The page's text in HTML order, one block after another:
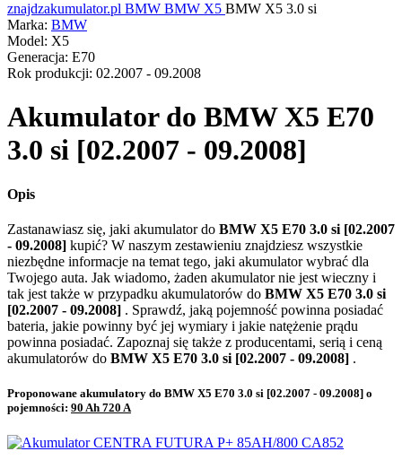
znajdzakumulator.pl BMW BMW X5 BMW X5 3.0 si
Marka: BMW
Model: X5
Generacja: E70
Rok produkcji: 02.2007 - 09.2008
Akumulator do BMW X5 E70
3.0 si [02.2007 - 09.2008]
Opis
Zastanawiasz się, jaki akumulator do BMW X5 E70 3.0 si [02.2007
- 09.2008] kupić? W naszym zestawieniu znajdziesz wszystkie
niezbędne informacje na temat tego, jaki akumulator wybrać dla
Twojego auta. Jak wiadomo, żaden akumulator nie jest wieczny i
tak jest także w przypadku akumulatorów do BMW X5 E70 3.0 si
[02.2007 - 09.2008] . Sprawdź, jaką pojemność powinna posiadać
bateria, jakie powinny być jej wymiary i jakie natężenie prądu
powinna posiadać. Zapoznaj się także z producentami, serią i ceną
akumulatorów do BMW X5 E70 3.0 si [02.2007 - 09.2008] .
Proponowane akumulatory do BMW X5 E70 3.0 si [02.2007 - 09.2008] o
pojemności: 90 Ah 720 A